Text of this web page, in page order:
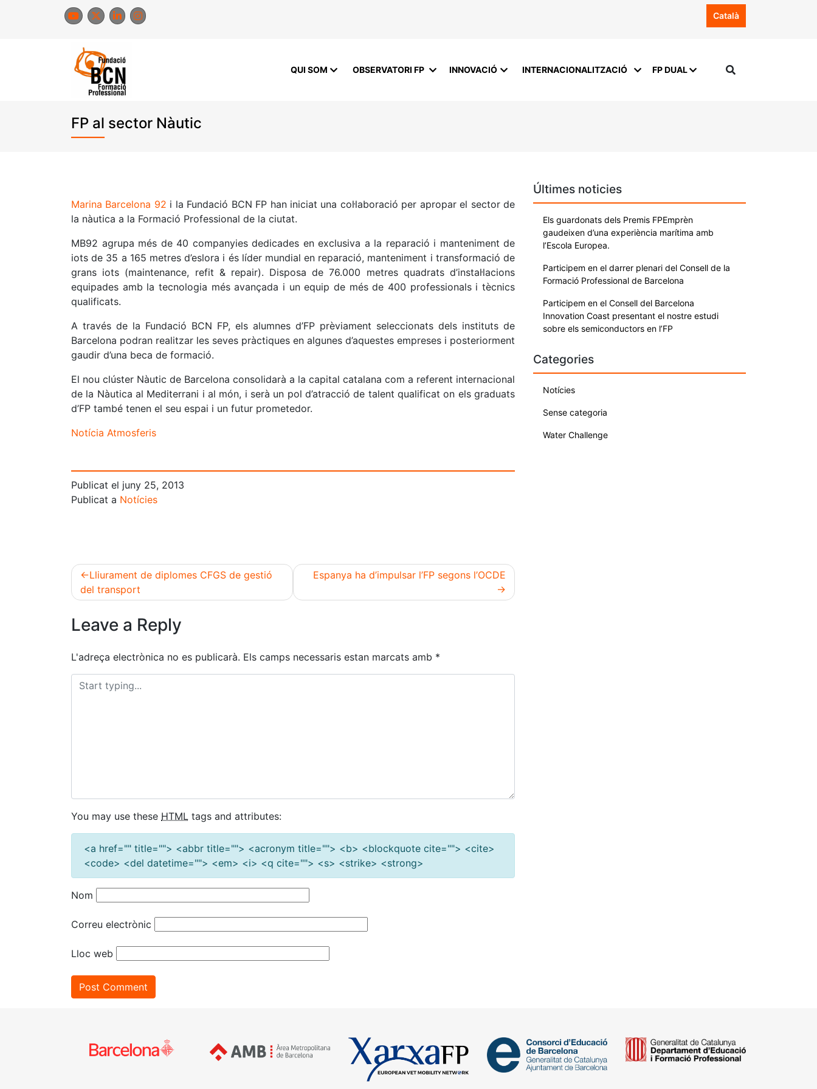
Català
FP al sector Nàutic
QUI SOM OBSERVATORI FP INNOVACIÓ INTERNACIONALITZACIÓ FP DUAL
Marina Barcelona 92 i la Fundació BCN FP han iniciat una col·laboració per apropar el sector de
la nàutica a la Formació Professional de la ciutat.
MB92 agrupa més de 40 companyies dedicades en exclusiva a la reparació i manteniment de
iots de 35 a 165 metres d’eslora i és líder mundial en reparació, manteniment i transformació de
grans iots (maintenance, refit & repair). Disposa de 76.000 metres quadrats d’instal·lacions
equipades amb la tecnologia més avançada i un equip de més de 400 professionals i tècnics
qualificats.
A través de la Fundació BCN FP, els alumnes d’FP prèviament seleccionats dels instituts de
Barcelona podran realitzar les seves pràctiques en algunes d’aquestes empreses i posteriorment
gaudir d’una beca de formació.
El nou clúster Nàutic de Barcelona consolidarà a la capital catalana com a referent internacional
de la Nàutica al Mediterrani i al món, i serà un pol d’atracció de talent qualificat on els graduats
d’FP també tenen el seu espai i un futur prometedor.
Notícia Atmosferis
Publicat el juny 25, 2013
Publicat a Notícies
Navegació
d'entrades
Lliurament de diplomes CFGS de gestió
del transport
Espanya ha d’impulsar l’FP segons l’OCDE
Leave a Reply
L'adreça electrònica no es publicarà. Els camps necessaris estan marcats amb *
You may use these HTML tags and attributes:
<a href="" title=""> <abbr title=""> <acronym title=""> <b> <blockquote cite=""> <cite>
<code> <del datetime=""> <em> <i> <q cite=""> <s> <strike> <strong>
Nom
Correu electrònic
Lloc web
Últimes noticies
Els guardonats dels Premis FPEmprèn
gaudeixen d’una experiència marítima amb
l’Escola Europea.
Participem en el darrer plenari del Consell de la
Formació Professional de Barcelona
Participem en el Consell del Barcelona
Innovation Coast presentant el nostre estudi
sobre els semiconductors en l’FP
Categories
Notícies
Sense categoria
Water Challenge